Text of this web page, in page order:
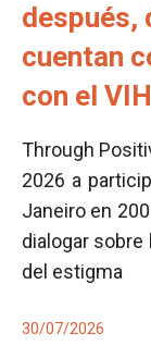
después,
cuentan
con el VIH
Through
2026 a
Janeiro en
dialogar
del estigma
30/07/2026